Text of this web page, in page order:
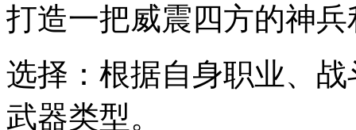
打造一把威震四方的神
选择：根据自身职业、
武器类型。